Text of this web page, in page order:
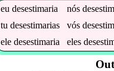
eudesestimaria nós
tudesestimarias vós
eledesestimaria eles